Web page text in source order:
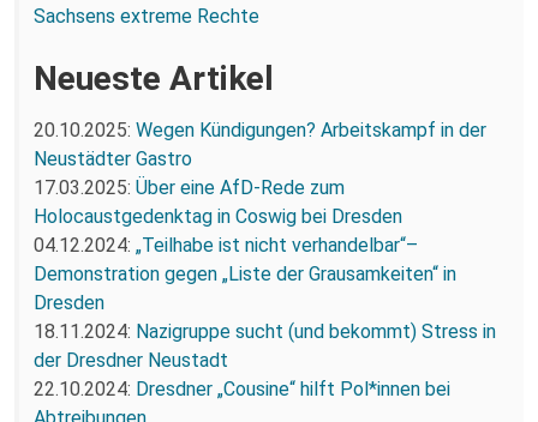
Sachsens extreme Rechte
Neueste Artikel
20.10.2025: Wegen Kündigungen? Arbeitskampf in der
Neustädter Gastro
17.03.2025: Über eine AfD-Rede zum
Holocaustgedenktag in Coswig bei Dresden
04.12.2024: „Teilhabe ist nicht verhandelbar“–
Demonstration gegen „Liste der Grausamkeiten“ in
Dresden
18.11.2024: Nazigruppe sucht (und bekommt) Stress in
der Dresdner Neustadt
22.10.2024: Dresdner „Cousine“ hilft Pol*innen bei